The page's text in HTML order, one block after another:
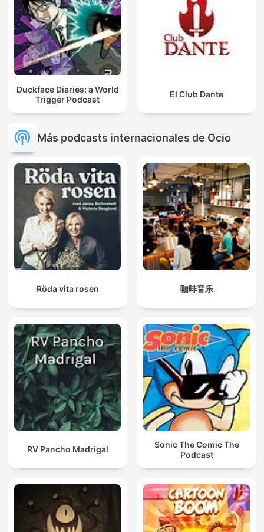
Duckface Diaries: a World
Trigger Podcast
El Club Dante
Más podcasts internacionales de Ocio
Röda vita rosen 咖啡音乐
RV Pancho Madrigal
Sonic The Comic The
Podcast